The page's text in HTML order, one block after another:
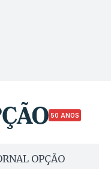
50 ANOS
OPÇÃO